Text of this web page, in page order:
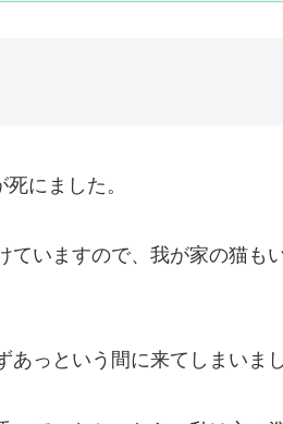
にました。
ていますので、我が家の猫も
あっという間に来てしまいまし